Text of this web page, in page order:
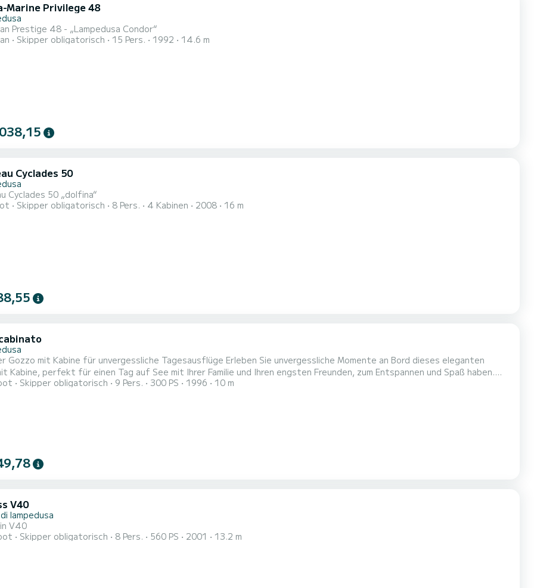
Marine Privilege 48
Prestige 48 - „Lampedusa Condor“
Skipper obligatorisch 15 Pers. 1992 14.6 m
Cyclades 50
Cyclades 50 „dolfina“
Skipper obligatorisch 8 Pers. 4 Kabinen 2008 16 m
Kabine für unvergessliche Tagesausflüge Erleben Sie unvergessliche Momente an Bord dieses eleganten
Kabine, perfekt für einen Tag auf See mit Ihrer Familie und Ihren engsten Freunden, zum Entspannen und Spaß haben.
zeichnet sich durch raffinierte Teakholz-Finishes und einen praktischen klappbaren Esstisch aus, ideal für unvergessliche
Skipper obligatorisch 9 Pers. 300 PS 1996 10 m
V40
lampedusa
V40
Skipper obligatorisch 8 Pers. 560 PS 2001 13.2 m